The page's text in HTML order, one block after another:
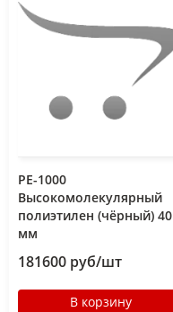
РЕ-1000
Высокомолекулярный
полиэтилен (чёрный) 40
мм
181600 руб/шт
В корзину